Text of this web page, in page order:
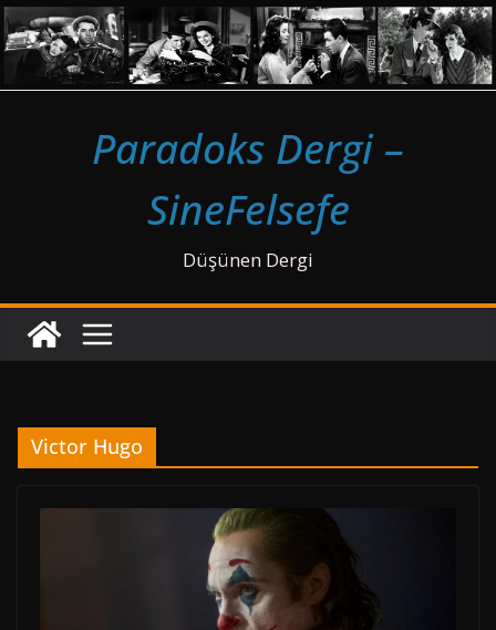
Skip
to
content
Paradoks Dergi –
SineFelsefe
Düşünen Dergi
Victor Hugo